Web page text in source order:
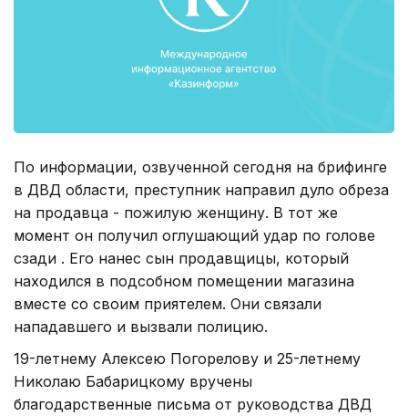
По информации, озвученной сегодня на брифинге
в ДВД области, преступник направил дуло обреза
на продавца - пожилую женщину. В тот же
момент он получил оглушающий удар по голове
сзади . Его нанес сын продавщицы, который
находился в подсобном помещении магазина
вместе со своим приятелем. Они связали
нападавшего и вызвали полицию.
19-летнему Алексею Погорелову и 25-летнему
Николаю Бабарицкому вручены
благодарственные письма от руководства ДВД